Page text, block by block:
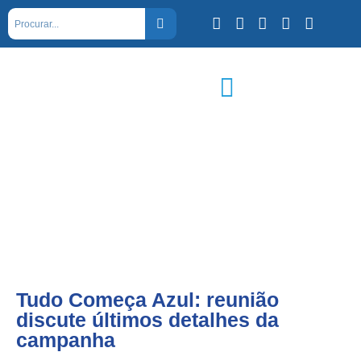
Tudo Começa Azul: reunião
discute últimos detalhes da
campanha